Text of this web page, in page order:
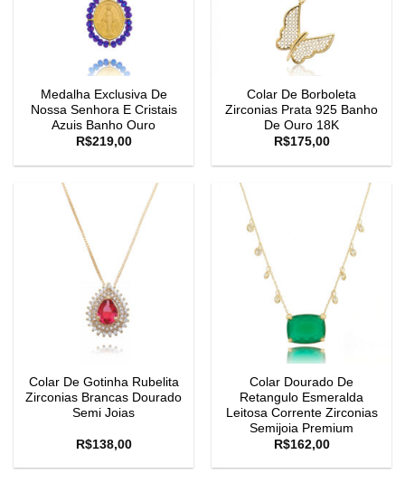
Medalha Exclusiva De
Nossa Senhora E Cristais
Azuis Banho Ouro
R$219,00
Colar De Borboleta
Zirconias Prata 925 Banho
De Ouro 18K
R$175,00
Colar De Gotinha Rubelita
Zirconias Brancas Dourado
Semi Joias
R$138,00
Colar Dourado De
Retangulo Esmeralda
Leitosa Corrente Zirconias
Semijoia Premium
R$162,00